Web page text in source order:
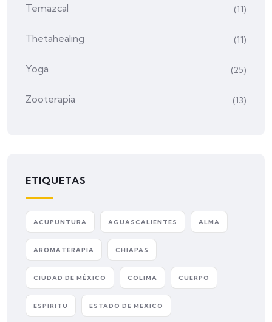
Temazcal (11)
Thetahealing (11)
Yoga (25)
Zooterapia (13)
ETIQUETAS
ACUPUNTURA AGUASCALIENTES ALMA
AROMATERAPIA CHIAPAS
CIUDAD DE MÉXICO COLIMA CUERPO
ESPIRITU ESTADO DE MEXICO